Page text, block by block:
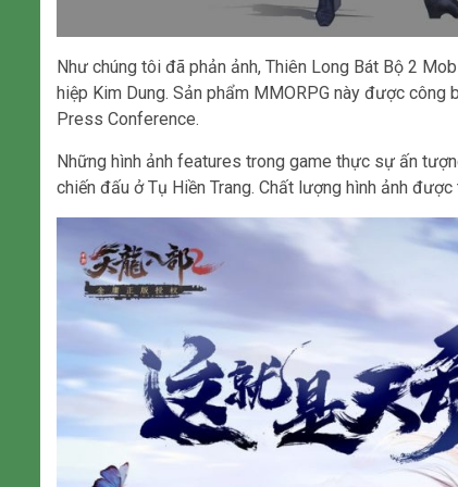
Như chúng tôi đã phản ảnh, Thiên Long Bát Bộ 2
hiệp Kim Dung. Sản phẩm MMORPG này được
Press Conference.
Những hình ảnh features trong game thực sự ấn
chiến đấu ở Tụ Hiền Trang. Chất lượng hình ảnh